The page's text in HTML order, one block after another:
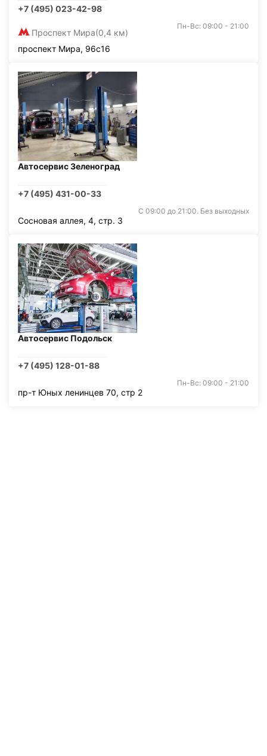
+7 (495) 023-42-98
Проспект Мира(0,4 км)
Пн-Вс: 09:00 - 21:00
проспект Мира, 96с16
Автосервис Зеленоград
+7 (495) 431-00-33
С 09:00 до 21:00. Без выходных
Сосновая аллея, 4, стр. 3
Автосервис Подольск
+7 (495) 128-01-88
Пн-Вс: 09:00 - 21:00
пр-т Юных ленинцев 70, стр 2